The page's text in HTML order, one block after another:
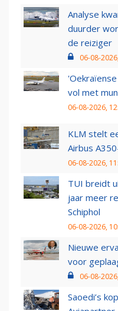
Analyse
duurder
de reiziger
06-08-
vol met
06-08-2026,
KLM stelt
Airbus
06-08-2026,
TUI breidt
jaar meer
Schiphol
06-08-2026,
Nieuwe
voor
06-08-
Saoedi’s